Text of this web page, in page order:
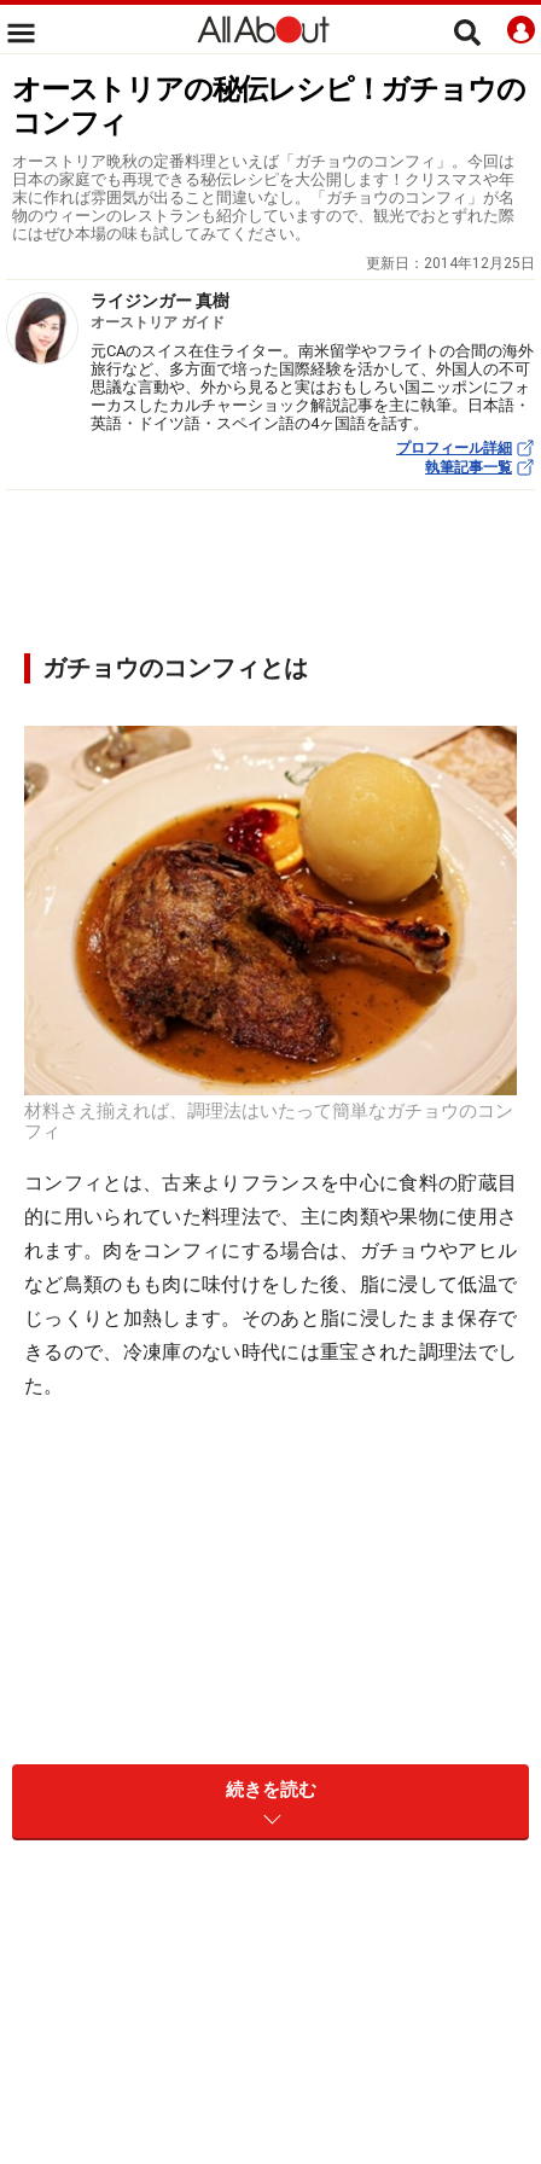
オーストリアの秘伝レシピ！ガチョウの
コンフィ
オーストリア晩秋の定番料理といえば「ガチョウのコンフィ」。今回は
日本の家庭でも再現できる秘伝レシピを大公開します！クリスマスや年
末に作れば雰囲気が出ること間違いなし。「ガチョウのコンフィ」が名
物のウィーンのレストランも紹介していますので、観光でおとずれた際
にはぜひ本場の味も試してみてください。
更新日： 2014年12月25日
ライジンガー 真樹
オーストリア ガイド
元CAのスイス在住ライター。南米留学やフライトの合間の海外
旅行など、多方面で培った国際経験を活かして、外国人の不可
思議な言動や、外から見ると実はおもしろい国ニッポンにフォ
ーカスしたカルチャーショック解説記事を主に執筆。日本語・
英語・ドイツ語・スペイン語の4ヶ国語を話す。
プロフィール詳細
執筆記事一覧
ガチョウのコンフィとは
材料さえ揃えれば、調理法はいたって簡単なガチョウのコン
フィ
コンフィとは、古来よりフランスを中心に食料の貯蔵目
的に用いられていた料理法で、主に肉類や果物に使用さ
れます。肉をコンフィにする場合は、ガチョウやアヒル
など鳥類のもも肉に味付けをした後、脂に浸して低温で
じっくりと加熱します。そのあと脂に浸したまま保存で
きるので、冷凍庫のない時代には重宝された調理法でし
た。
このガチョウのコンフィ料理（ガチョウのローストやガ
チョウの丸焼きとも呼ばれる）は、「オーストリアの秋
続きを読む